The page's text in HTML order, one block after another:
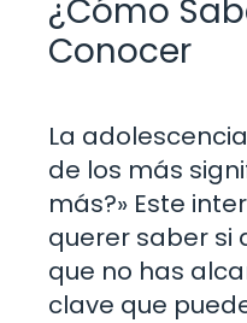
¿Cómo
Conocer
La
de los más
más?» Este
querer saber si
que no has
clave que